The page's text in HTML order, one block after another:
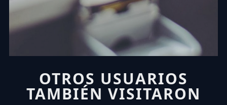
OTROS USUARIOS
TAMBIÉN VISITARON